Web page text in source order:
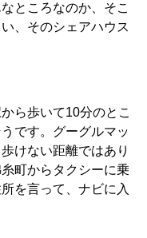
ところなのか、そこ
、そのシェアハウス
ら歩いて10分のとこ
です。グーグルマッ
けない距離ではあり
町からタクシーに乗
を言って、ナビに入